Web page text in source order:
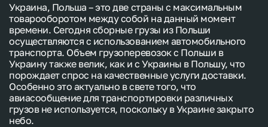
Польшуили в любую, другую страну Европы.
Украина, Польша – это две страны с максимальным
товарооборотом между собой на данный момент
времени. Сегодня сборные грузы из Польши
осуществляются с использованием автомобильного
транспорта. Объем грузоперевозок с Польши в
Украину также велик, как и с Украины в Польшу, что
порождает спрос на качественные услуги доставки.
Особенно это актуально в свете того, что
авиасообщение для транспортировки различных
грузов не используется, поскольку в Украине закрыто
небо.